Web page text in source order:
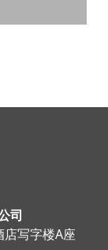
司
写字楼A座